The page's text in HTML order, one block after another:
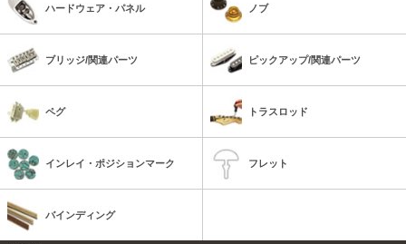
ハードウェア・パネル ノブ
ブリッジ/関連パーツ ピックアップ/関連パーツ
ペグ トラスロッド
インレイ・ポジションマーク フレット
バインディング